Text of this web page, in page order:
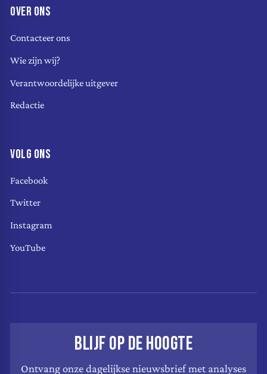
OVER ONS
Contacteer ons
Wie zijn wij?
Verantwoordelijke uitgever
Redactie
VOLG ONS
Facebook
Twitter
Instagram
YouTube
BLIJF OP DE HOOGTE
Ontvang onze dagelijkse nieuwsbrief met analyses